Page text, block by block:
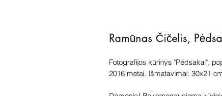
Ramūnas Čičelis,
Fotografijos kūrinys "Pėdsakai",
2016 metai. Išmatavimai: 30x21